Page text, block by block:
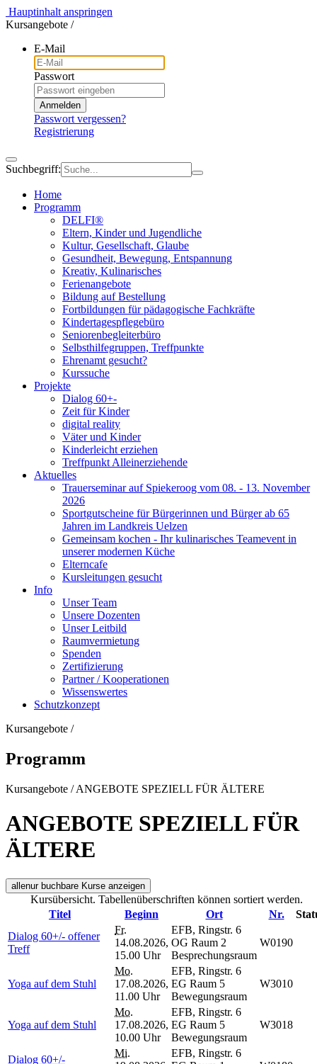
Hauptinhalt anspringen
Kursangebote /
E-Mail
Passwort
Anmelden
Passwort vergessen?
Registrierung
Suchbegriff:
Home
Programm
DELFI®
Eltern, Kinder und Jugendliche
Kultur, Gesellschaft, Glaube
Gesundheit, Bewegung, Entspannung
Kreativ, Kulinarisches
Ferienangebote
Bildung auf Bestellung
Fortbildungen für pädagogische Fachkräfte
Kindertagespflegebüro
Seniorenbegleiterbüro
Selbsthilfegruppen, Treffpunkte
Ehrenamt gesucht?
Kurssuche
Projekte
Dialog 60+-
Zeit für Kinder
digital reality
Väter und Kinder
Kinderleicht erziehen
Treffpunkt Alleinerziehende
Aktuelles
Trauerseminar auf Spiekeroog vom 08. - 13. November
2026
Sportgutscheine für Bürgerinnen und Bürger ab 65
Jahren im Landkreis Uelzen
Gemeinsam kochen - Ihr kulinarisches Teamevent in
unserer modernen Küche
Elterncafe
Kursleitungen gesucht
Info
Unser Team
Unsere Dozenten
Unser Leitbild
Raumvermietung
Spenden
Zertifizierung
Partner / Kooperationen
Wissenswertes
Schutzkonzept
Kursangebote /
Programm
Kursangebote /ANGEBOTE SPEZIELL FÜR ÄLTERE
ANGEBOTE SPEZIELL FÜR
ÄLTERE
allenur buchbare Kurse anzeigen
Kursübersicht. Tabellenüberschriften können sortiert werden.
Titel
Beginn Ort Nr.
Dialog 60+/- offener
Treff
Fr.
14.08.2026,
15.00 Uhr
EFB, Ringstr. 6
OG Raum 2
Besprechungsraum
W0190
Yoga auf dem Stuhl
Mo.
17.08.2026,
11.00 Uhr
EFB, Ringstr. 6
EG Raum 5
Bewegungsraum
W3010
Yoga auf dem Stuhl
Mo.
17.08.2026,
10.00 Uhr
EFB, Ringstr. 6
EG Raum 5
Bewegungsraum
W3018
Dialog 60+/-
Mi.
EFB, Ringstr. 6